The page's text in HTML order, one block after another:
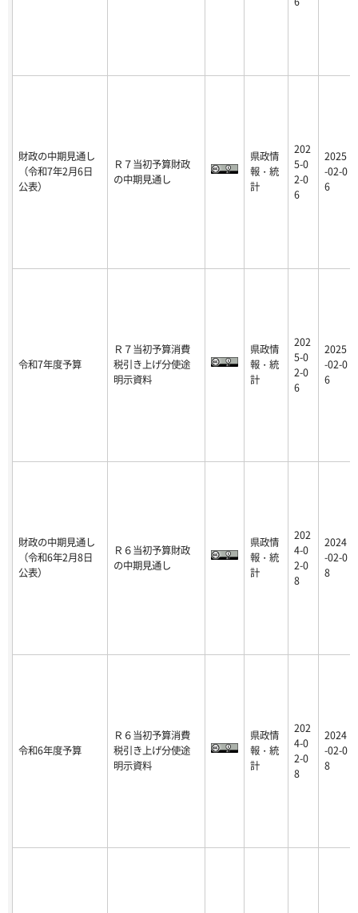
財政の中期見通し
（令和7年2月6日
公表）
Ｒ７当初予算財政
の中期見通し
県政情
報・統
計
202
5-0
2-0
6
2025
-02-0
6
令和7年度予算
Ｒ７当初予算消費
税引き上げ分使途
明示資料
県政情
報・統
計
202
5-0
2-0
6
2025
-02-0
6
財政の中期見通し
（令和6年2月8日
公表）
Ｒ６当初予算財政
の中期見通し
県政情
報・統
計
202
4-0
2-0
8
2024
-02-0
8
令和6年度予算
Ｒ６当初予算消費
税引き上げ分使途
明示資料
県政情
報・統
計
202
4-0
2-0
8
2024
-02-0
8